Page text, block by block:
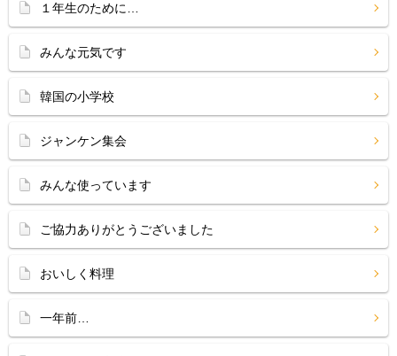
１年生のために…
みんな元気です
韓国の小学校
ジャンケン集会
みんな使っています
ご協力ありがとうございました
おいしく料理
一年前…